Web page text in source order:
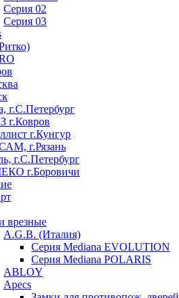
Серия 02
Серия 03
г.С.Петербург
г.Ковров
г.Кунгур
г.Рязань
г.С.Петербург
г.Боровичи
врезные
A.G.B. (Италия)
Серия Mediana EVOLUTION
Серия Mediana POLARIS
ABLOY
Apecs